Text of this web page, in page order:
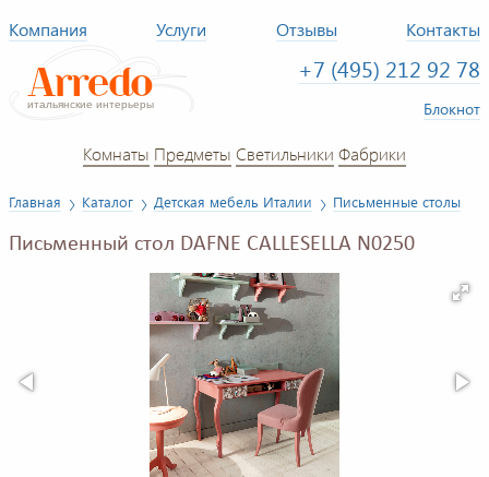
Компания Услуги Отзывы Контакты
+7 (495) 212 92 78
Блокнот
Комнаты Предметы Светильники Фабрики
Главная Каталог Детская мебель Италии Письменные столы
Письменный стол DAFNE CALLESELLA N0250